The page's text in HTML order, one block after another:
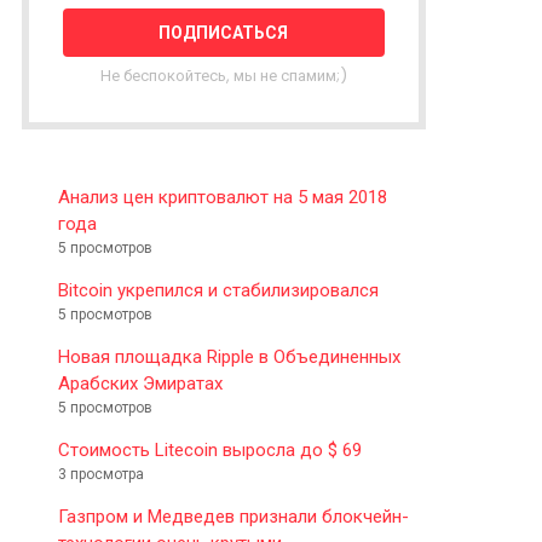
T
E
Не беспокойтесь, мы не спамим;)
Анализ цен криптовалют на 5 мая 2018
года
5 просмотров
Bitcoin укрепился и стабилизировался
5 просмотров
Новая площадка Ripple в Объединенных
Арабских Эмиратах
5 просмотров
Стоимость Litecoin выросла до $ 69
3 просмотра
Газпром и Медведев признали блокчейн-